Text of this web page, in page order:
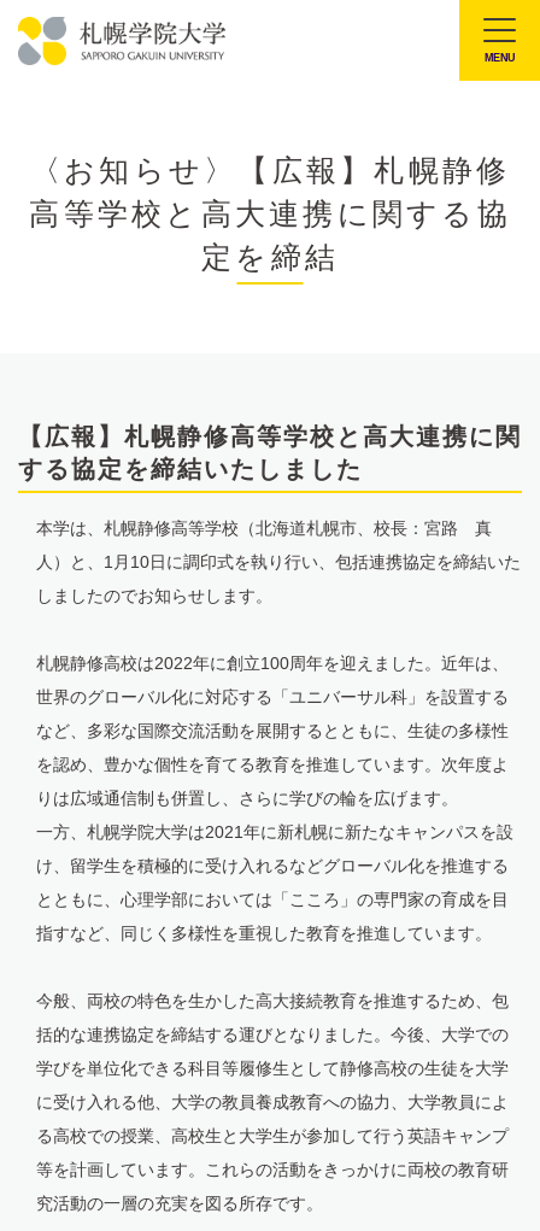
文
大
MENU
〈お知らせ〉【広報】札幌静修
高等学校と高大連携に関する協
定を締結
【広報】札幌静修高等学校と高大連携に関
する協定を締結いたしました
本学は、札幌静修高等学校（北海道札幌市、校長：宮路 真
人）と、1月10日に調印式を執り行い、包括連携協定を締結いた
しましたのでお知らせします。
札幌静修高校は2022年に創立100周年を迎えました。近年は、
世界のグローバル化に対応する「ユニバーサル科」を設置する
など、多彩な国際交流活動を展開するとともに、生徒の多様性
を認め、豊かな個性を育てる教育を推進しています。次年度よ
りは広域通信制も併置し、さらに学びの輪を広げます。
一方、札幌学院大学は2021年に新札幌に新たなキャンパスを設
け、留学生を積極的に受け入れるなどグローバル化を推進する
とともに、心理学部においては「こころ」の専門家の育成を目
指すなど、同じく多様性を重視した教育を推進しています。
今般、両校の特色を生かした高大接続教育を推進するため、包
括的な連携協定を締結する運びとなりました。今後、大学での
学びを単位化できる科目等履修生として静修高校の生徒を大学
に受け入れる他、大学の教員養成教育への協力、大学教員によ
る高校での授業、高校生と大学生が参加して行う英語キャンプ
等を計画しています。これらの活動をきっかけに両校の教育研
究活動の一層の充実を図る所存です。